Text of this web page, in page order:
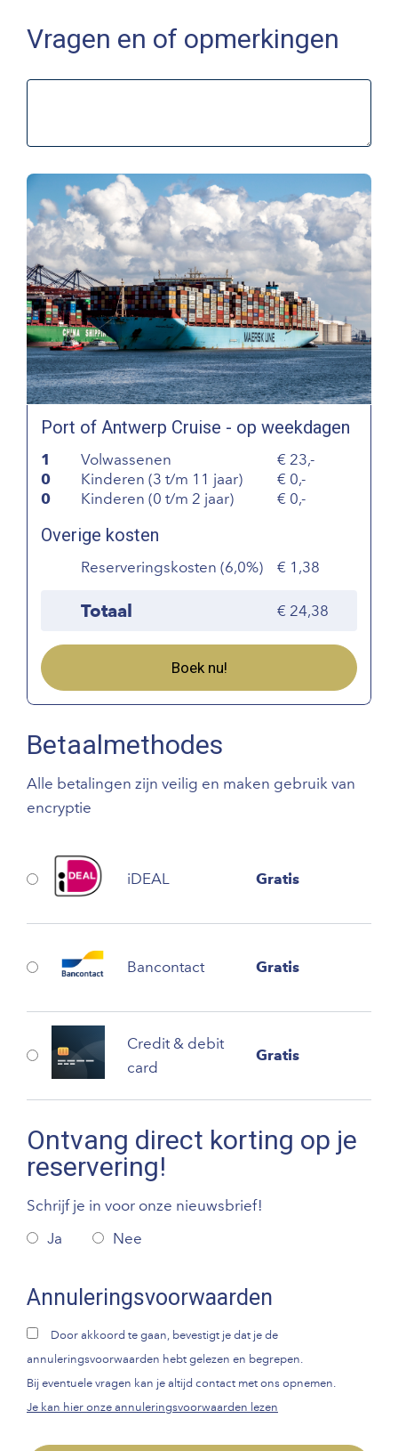
Vragen en of opmerkingen
Port of Antwerp Cruise - op weekdagen
1 Volwassenen
23,-
0
Kinderen (3 t/m 11 jaar)
0,-
0
Kinderen (0 t/m 2 jaar) 0,-
Overige kosten
Reserveringskosten (6,0%) 1,38
Totaal 24,38
Boek nu!
Betaalmethodes
Alle betalingen zijn veilig en maken gebruik van
encryptie
iDEAL Gratis
Bancontact Gratis
Credit & debit
card
Gratis
Ontvang direct korting op je
reservering!
Schrijf je in voor onze nieuwsbrief!
Ja
Nee
Annuleringsvoorwaarden
Door akkoord te gaan, bevestigt je dat je de
annuleringsvoorwaarden hebt gelezen en begrepen.
Bij eventuele vragen kan je altijd contact met ons opnemen.
Je kan hier onze annuleringsvoorwaarden lezen